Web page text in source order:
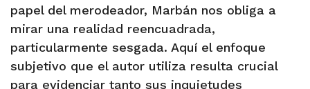
papel del merodeador, Marbán nos obliga a
mirar una realidad reencuadrada,
particularmente sesgada. Aquí el enfoque
subjetivo que el autor utiliza resulta crucial
para evidenciar tanto sus inquietudes